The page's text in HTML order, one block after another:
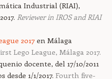
Industrial (RIAI),
Reviewer in IROS and RIAI
2017en Málaga
Lego League, Málaga 2017.
docente, del 17/10/2011
desde 1/1/2017. Fourth five-